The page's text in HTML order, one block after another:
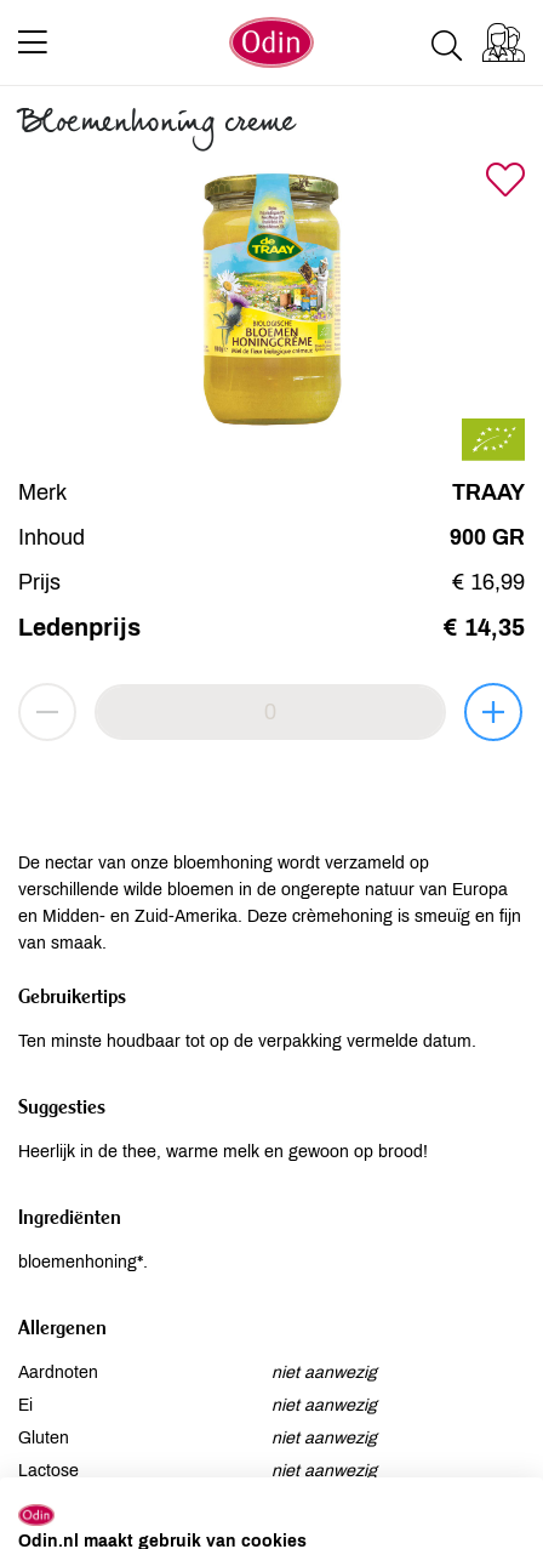
Bloemenhoning creme
Merk
TRAAY
Inhoud
900 GR
Prijs
€ 16,99
Ledenprijs € 14,35
De nectar van onze bloemhoning wordt verzameld op
verschillende wilde bloemen in de ongerepte natuur van Europa
en Midden- en Zuid-Amerika. Deze crèmehoning is smeuïg en fijn
van smaak.
Gebruikertips
Ten minste houdbaar tot op de verpakking vermelde datum.
Suggesties
Heerlijk in de thee, warme melk en gewoon op brood!
Ingrediënten
bloemenhoning*.
Allergenen
Aardnoten
niet aanwezig
Ei
niet aanwezig
Gluten
niet aanwezig
Lactose
niet aanwezig
Lupine
Mosterd
niet aanwezig
Odin.nl maakt gebruik van cookies